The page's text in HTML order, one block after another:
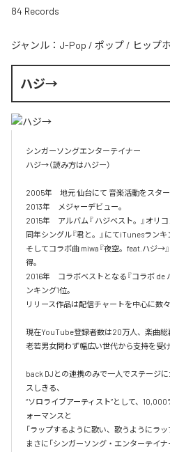
84 Records
ジャンル： J-Pop / ポップ / ヒップ
ハジ→
シンガーソングエンターテイナー
ハジ→（読み方はハジー）
2005年　地元 仙台にて 音楽活動をスター
2013年　メジャーデビュー。
2015年　アルバム『 ハジベスト。』オリコ
同年シングル『君と。』にてiTunesランキ
そしてコラボ曲 miwa『夜空。feat.ハジ→
得。
2016年　コラボベストとなる『コラボ de
ンキング1位。
リリース作品は配信チャートを中心に数
現在YouTube登録者数は20万人、楽曲総
老若男女問わず幅広い世代から支持を受
back DJとの連携のみで一人でステージ
スしきる、
“ソロライブアーティスト”として、
ォーマンスと
「ラップするように歌い、歌うようにラ
まさに「シンガーソング・エンターテイ